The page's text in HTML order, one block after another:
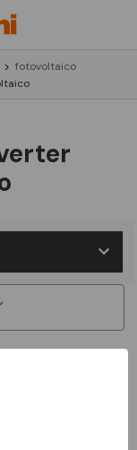
fotovoltaico